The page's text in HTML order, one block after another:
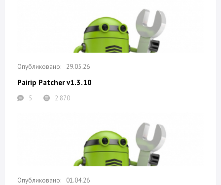
29.05.26
Pairip Patcher v1.3.10
5 2 870
01.04.26